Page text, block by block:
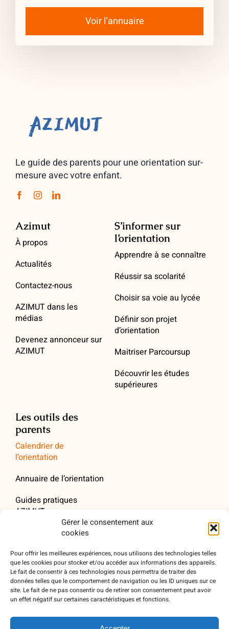
Gérer le consentement aux
cookies
Pour offrir les meilleures expériences, nous utilisons des technologies telles
que les cookies pour stocker et/ou accéder aux informations des appareils.
Le fait de consentir à ces technologies nous permettra de traiter des
données telles que le comportement de navigation ou les ID uniques sur ce
site. Le fait de ne pas consentir ou de retirer son consentement peut avoir
un effet négatif sur certaines caractéristiques et fonctions.
Voir l’annuaire
Le guide des parents pour une orientation sur-
mesure avec votre enfant.
Azimut
À propos
Actualités
Contactez-nous
AZIMUT dans les
médias
Devenez annonceur sur
AZIMUT
S’informer sur
l’orientation
Apprendre à se connaître
Réussir sa scolarité
Choisir sa voie au lycée
Définir son projet
d’orientation
Maitriser Parcoursup
Découvrir les études
supérieures
Les outils des
parents
Calendrier de
l’orientation
Annuaire de l’orientation
Guides pratiques
AZIMUT
Newsletter AZIMUT
Webinaires AZIMUT
Quel parent êtes-vous ?
Retrouver AZIMUT en